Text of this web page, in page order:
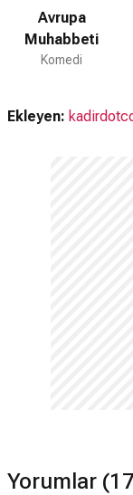
Avrupa
Muhabbeti
Komedi
Ekleyen:
Yorumlar